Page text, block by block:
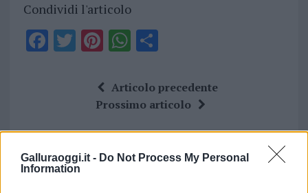
Galluraoggi.it - Do Not Process My Personal
Information
Condividi l'articolo
F
o
o
k
T
r
Pi
te
re
st
W
at
s
A
p
S
a
re
Articolo precedente
Prossimo articolo
NOTIZIE RECENTI